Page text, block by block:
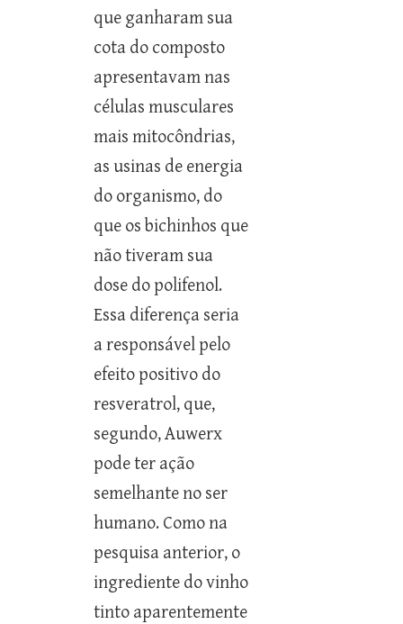
que ganharam sua
cota do composto
apresentavam nas
células musculares
mais mitocôndrias,
as usinas de energia
do organismo, do
que os bichinhos que
não tiveram sua
dose do polifenol.
Essa diferença seria
a responsável pelo
efeito positivo do
resveratrol, que,
segundo, Auwerx
pode ter ação
semelhante no ser
humano. Como na
pesquisa anterior, o
ingrediente do vinho
tinto aparentemente